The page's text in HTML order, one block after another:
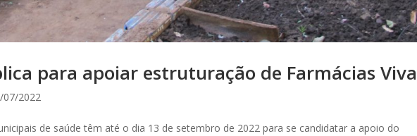
para apoiar estruturação de Farmácias
07/2022
de saúde têm até o dia 13 de setembro de 2022 para se candidatar a apoio do